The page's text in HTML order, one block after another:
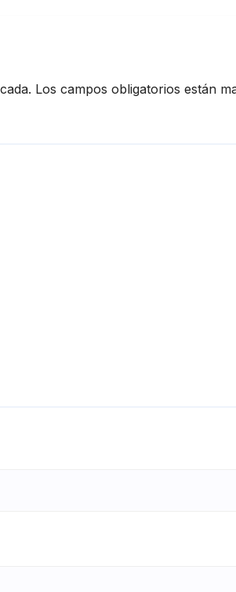
Los campos obligatorios están